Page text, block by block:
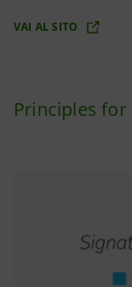
VAI AL SITO
Principles